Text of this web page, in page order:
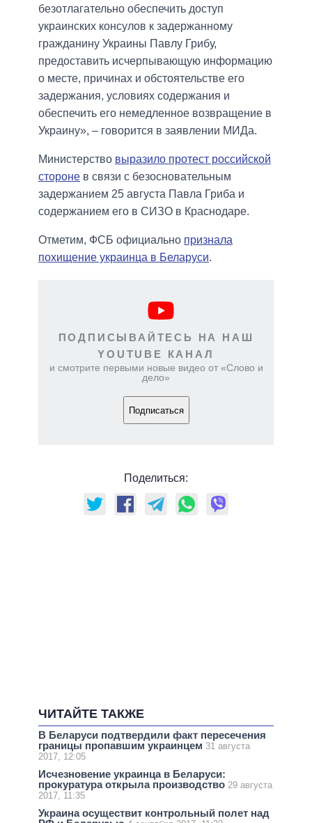
безотлагательно обеспечить доступ
украинских консулов ​​к задержанному
гражданину Украины Павлу Грибу,
предоставить исчерпывающую информацию
о месте, причинах и обстоятельстве его
задержания, условиях содержания и
обеспечить его немедленное возвращение в
Украину», – говорится в заявлении МИДа.
Министерство выразило протест российской
стороне в связи с безосновательным
задержанием 25 августа Павла Гриба и
содержанием его в СИЗО в Краснодаре.
Отметим, ФСБ официально признала
похищение украинца в Беларуси.
ПОДПИСЫВАЙТЕСЬ НА НАШ
YOUTUBE КАНАЛ
и смотрите первыми новые видео от «Слово и
дело»
Подписаться
Поделиться:
ЧИТАЙТЕ ТАКЖЕ
В Беларуси подтвердили факт пересечения
границы пропавшим украинцем 31 августа
2017, 12:05
Исчезновение украинца в Беларуси:
прокуратура открыла производство 29 августа
2017, 11:35
Украина осуществит контрольный полет над